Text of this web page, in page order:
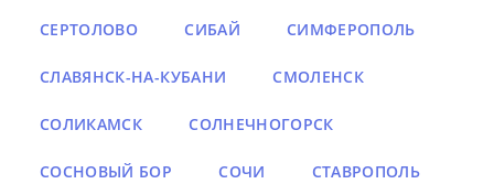
СЕРТОЛОВО СИБАЙ СИМФЕРОПОЛЬ
СЛАВЯНСК-НА-КУБАНИ СМОЛЕНСК
СОЛИКАМСК СОЛНЕЧНОГОРСК
СОСНОВЫЙ БОР СОЧИ СТАВРОПОЛЬ